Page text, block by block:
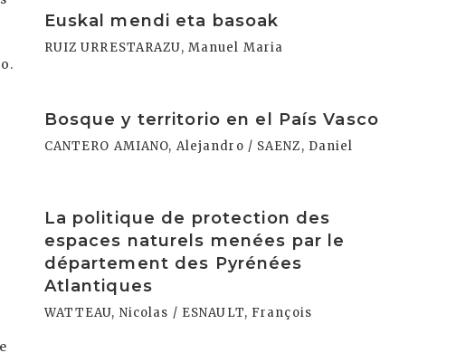
Euskal mendi eta basoak
RUIZ URRESTARAZU, Manuel Maria
Bosque y territorio en el País Vasco
CANTERO AMIANO, Alejandro / SAENZ, Daniel
La politique de protection des
espaces naturels menées par le
département des Pyrénées
Atlantiques
WATTEAU, Nicolas / ESNAULT, François